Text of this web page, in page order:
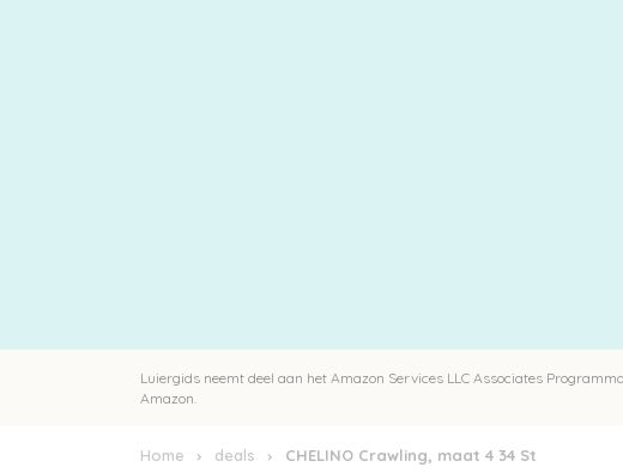
Luiergids neemt deel aan het Amazon Services LLC Associates
Amazon.
Home deals CHELINO Crawling, maat 4 34 St